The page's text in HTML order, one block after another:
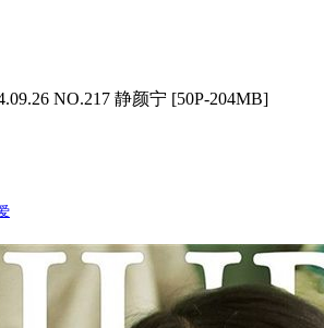
NO.217 静颜宁 [50P-204MB]